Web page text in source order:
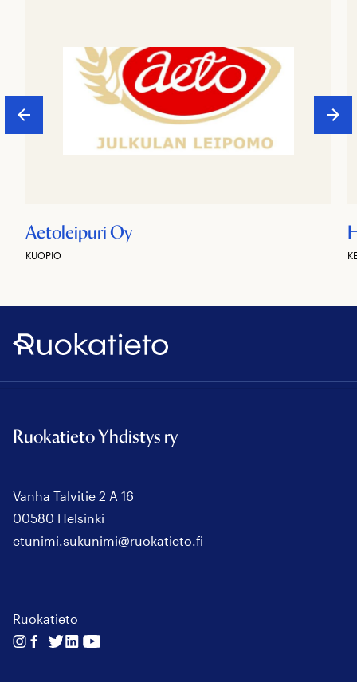
Aetoleipuri Oy
KUOPIO
Ruokatieto
Ruokatieto Yhdistys ry
Vanha Talvitie 2 A 16
00580 Helsinki
etunimi.sukunimi@ruokatieto.fi
Ruokatieto
Seuraa
Seuraa
Seuraa
SeuraaSeuraa